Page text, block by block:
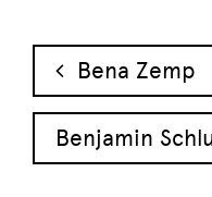
Bena Zemp
Benjamin